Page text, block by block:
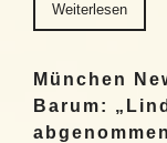
Weiterlesen
München
Barum:
abgenommen